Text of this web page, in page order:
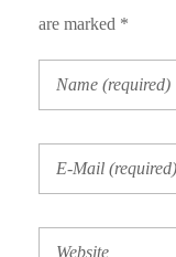
are marked *